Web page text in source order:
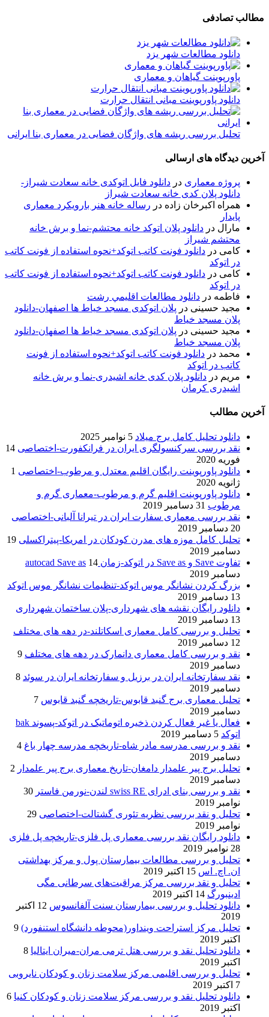
مطالب تصادفی
دانلود مطالعات شهر یزد
پاورپوینت گياهان و معماری
دانلود پاورپوینت مبانی انتقال حرارت
تحلیل بررسی ریشه های واژگان فضایی در معماری بنا ایرانی
آخرین دیدگاه های ارسالی
پروژه معماری در دانلود فایل اتوکدی خانه سعادت شیراز-
دانلود پلان کدی خانه سعادت شیراز
همراه اکبرخان زاده در رساله خانه هنر بارویکرد معماری
پایدار
مارال در دانلود پلان اتوکد خانه محتشم-نما و برش خانه
محتشم شیراز
کامی در دانلود فونت کاتب اتوکد+نحوه استفاده از فونت کاتب
در اتوکد
کامی در دانلود فونت کاتب اتوکد+نحوه استفاده از فونت کاتب
در اتوکد
فاطمه در دانلود مطالعات اقليمي رشت
مجید حسینی در پلان اتوکدی مسجد خیاط ها اصفهان-دانلود
پلان مسجد خیاط
مجید حسینی در پلان اتوکدی مسجد خیاط ها اصفهان-دانلود
پلان مسجد خیاط
محمد در دانلود فونت کاتب اتوکد+نحوه استفاده از فونت
کاتب در اتوکد
مریم در دانلود پلان کدی خانه اشیدری-نما و برش خانه
اشیدری کرمان
آخرین مطالب
دانلود تحلیل کامل برج میلاد 5 نوامبر 2025
نقد بررسی سرکنسولگری ایران در فرانکفورت-اختصاصی 14
فوریه 2020
دانلود پاورپوینت رایگان اقلیم معتدل و مرطوب-اختصاصی 1
ژانویه 2020
دانلود پاورپوینت اقلیم گرم و مرطوب-معماری گرم و
مرطوب 31 دسامبر 2019
نقد بررسی معماری سفارت ایران در تیرانا آلبانی-اختصاصی
20 دسامبر 2019
تحلیل کامل موزه های مدرن کودکان در امریکا-پیتراکسلی 19
دسامبر 2019
تفاوت Save و Save as در اتوکد-زمان autocad Save as
14
دسامبر 2019
بزرگ کردن نشانگر موس اتوکد-تنظیمات نشانگر موس اتوکد
13 دسامبر 2019
دانلود رایگان نقشه های شهرداری-پلان ساختمان شهرداری
13 دسامبر 2019
تحلیل و بررسی کامل معماری اسکاتلند-در دهه های مختلف
12 دسامبر 2019
نقد و بررسی کامل معماری دانمارک در دهه های مختلف 9
دسامبر 2019
نقد سفارتخانه ایران در برزیل و سفارتخانه ایران در سوئد 8
دسامبر 2019
تحلیل معماری برج گنبد قابوس-تاریخچه گنبد قابوس 7
دسامبر 2019
فعال یا غیر فعال کردن ذخیره اتوماتیک در اتوکد-پسوند bak
اتوکد 5 دسامبر 2019
نقد و بررسی مدرسه مادر شاه-تاریخچه مدرسه چهار باغ 4
دسامبر 2019
تحلیل برج پیر علمدار دامغان-تاریخ معماری برج پیر علمدار 2
دسامبر 2019
نقد و بررسی بنای ادرای swiss RE لندن-نورمن فاستر
30
نوامبر 2019
تحلیل و نقد بررسی نظریه تئوری گشتالت-اختصاصی 29
نوامبر 2019
دانلود رایگان نقد بررسی معماری پل فلزی-تاریخچه پل فلزی
28 نوامبر 2019
تحلیل و بررسی مطالعات بیمارستان پول و مرکز بهداشتی
ان. اچ. اس 15 اکتبر 2019
تحلیل و نقد بررسی مرکز مراقبت‌های سرطانی مگی
ادینبورگ 14 اکتبر 2019
دانلود تحلیل و بررسی بیمارستان سنت آلفانسوس
12 اکتبر
2019
تحلیل مرکز استراحت وینداور(محوطه دانشگاه استنفورد) 9
اکتبر 2019
دانلود تحلیل نقد و بررسی هتل ترمی مران-میران ایتالیا 8
اکتبر 2019
تحلیل و بررسی اقلیمی مرکز سلامت زنان و کودکان نایروبی
7 اکتبر 2019
دانلود تحلیل نقد و بررسی مرکز سلامت زنان و کودکان کنیا 6
اکتبر 2019